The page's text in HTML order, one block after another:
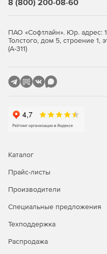
8 (800) 200-08-60
ПАО «Софтлайн». Юр. адрес:
Толстого, дом 5, строение
(А-311)
Каталог
Прайс-листы
Производители
Специальные предложения
Техподдержка
Распродажа